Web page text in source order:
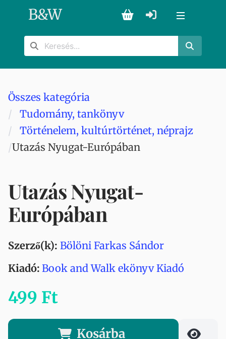
B&W
Összes kategória
Tudomány, tankönyv
Történelem, kultúrtörténet, néprajz
Utazás Nyugat-Európában
Utazás Nyugat-
Európában
Szerző(k): Bölöni Farkas Sándor
Kiadó: Book and Walk ekönyv Kiadó
499 Ft
Kosárba